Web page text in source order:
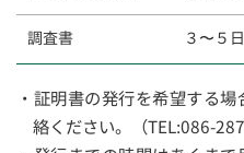
調査書 ３〜５
証明書の発行を希望する
絡ください。（TEL:086-